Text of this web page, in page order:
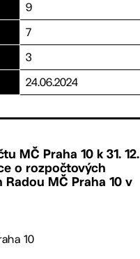
9
7
3
24.06.2024
MČ Praha 10 k 31. 12.
o rozpočtových
MČ Praha 10 v
10